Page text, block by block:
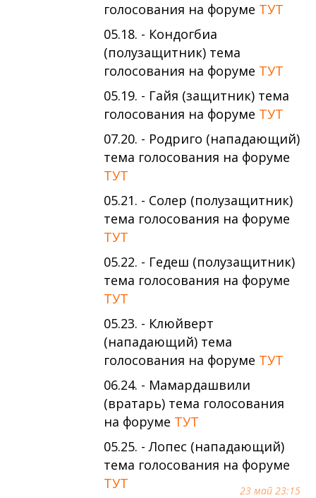
23 май 23:15
голосования на форуме ТУТ
05.18. - Кондогбиа
(полузащитник) тема
голосования на форуме ТУТ
05.19. - Гайя (защитник) тема
голосования на форуме ТУТ
07.20. - Родриго (нападающий)
тема голосования на форуме
ТУТ
05.21. - Солер (полузащитник)
тема голосования на форуме
ТУТ
05.22. - Гедеш (полузащитник)
тема голосования на форуме
ТУТ
05.23. - Клюйверт
(нападающий) тема
голосования на форуме ТУТ
06.24. - Мамардашвили
(вратарь) тема голосования
на форуме ТУТ
05.25. - Лопес (нападающий)
тема голосования на форуме
ТУТ